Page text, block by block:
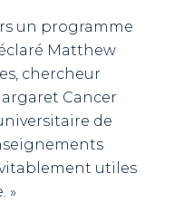
un programme
Matthew
chercheur
Cancer
de
utiles
»